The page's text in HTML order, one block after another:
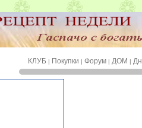
КЛУБ | Покупки | Форум | ДОМ |